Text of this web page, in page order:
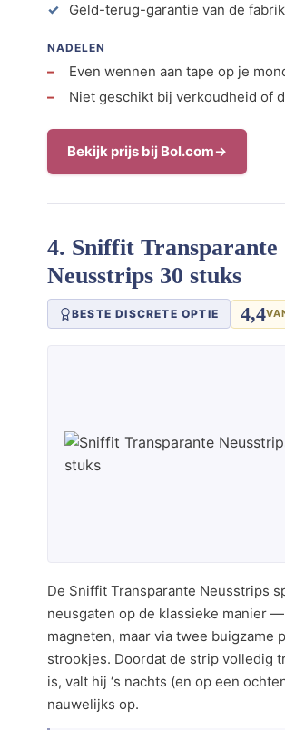
Geld-terug-garantie van de
NADELEN
Even wennen aan tape op je
Niet geschikt bij verkoudheid of
Bekijk prijs bij Bol.com
4. Sniffit Transparante
Neusstrips 30 stuks
BESTE DISCRETE OPTIE 4,4
De Sniffit Transparante Neusstrips
neusgaten op de klassieke manier
magneten, maar via twee buigzame
strookjes. Doordat de strip volledig
is, valt hij ‘s nachts (en op een
nauwelijks op.